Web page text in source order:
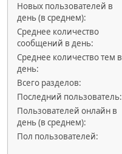
Новых пользователей в
день (в среднем):
Среднее количество
сообщений в день:
Среднее количество тем в
день:
Всего разделов:
Последний пользователь:
Пользователей онлайн в
день (в среднем):
Пол пользователей: